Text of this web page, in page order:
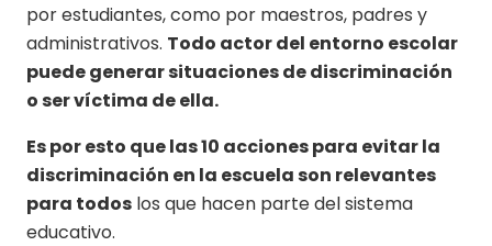
por estudiantes, como por maestros, padres y
administrativos. Todo actor del entorno escolar
puede generar situaciones de discriminación
o ser víctima de ella.
Es por esto que las 10 acciones para evitar la
discriminación en la escuela son relevantes
para todos los que hacen parte del sistema
educativo.